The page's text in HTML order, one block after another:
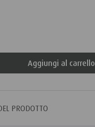
Aggiungi al carrello
PRODOTTO